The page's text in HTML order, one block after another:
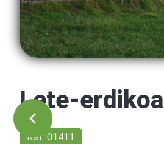
Lete-erdikoa
Ref: 01411